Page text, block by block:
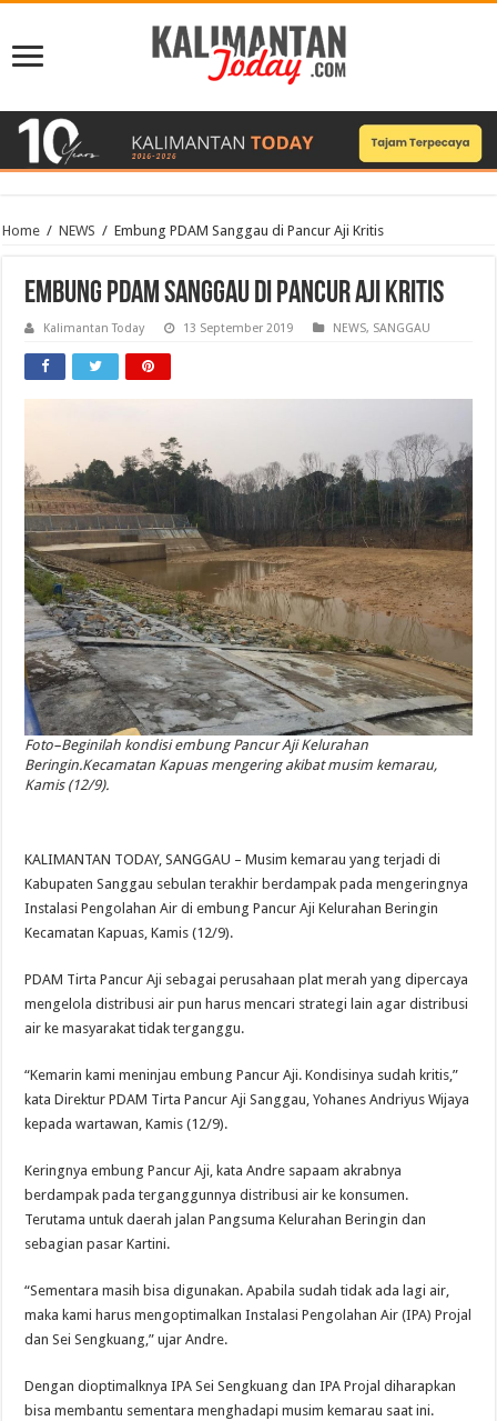
Home / NEWS / Embung PDAM Sanggau di Pancur Aji Kritis
Embung PDAM Sanggau di Pancur Aji Kritis
Kalimantan Today 13 September 2019 NEWS, SANGGAU
Foto–Beginilah kondisi embung Pancur Aji Kelurahan
Beringin.Kecamatan Kapuas mengering akibat musim kemarau,
Kamis (12/9).
KALIMANTAN TODAY, SANGGAU – Musim kemarau yang terjadi di
Kabupaten Sanggau sebulan terakhir berdampak pada mengeringnya
Instalasi Pengolahan Air di embung Pancur Aji Kelurahan Beringin
Kecamatan Kapuas, Kamis (12/9).
PDAM Tirta Pancur Aji sebagai perusahaan plat merah yang dipercaya
mengelola distribusi air pun harus mencari strategi lain agar distribusi
air ke masyarakat tidak terganggu.
“Kemarin kami meninjau embung Pancur Aji. Kondisinya sudah kritis,”
kata Direktur PDAM Tirta Pancur Aji Sanggau, Yohanes Andriyus Wijaya
kepada wartawan, Kamis (12/9).
Keringnya embung Pancur Aji, kata Andre sapaam akrabnya
berdampak pada terganggunnya distribusi air ke konsumen.
Terutama untuk daerah jalan Pangsuma Kelurahan Beringin dan
sebagian pasar Kartini.
“Sementara masih bisa digunakan. Apabila sudah tidak ada lagi air,
maka kami harus mengoptimalkan Instalasi Pengolahan Air (IPA) Projal
dan Sei Sengkuang,” ujar Andre.
Dengan dioptimalknya IPA Sei Sengkuang dan IPA Projal diharapkan
bisa membantu sementara menghadapi musim kemarau saat ini.